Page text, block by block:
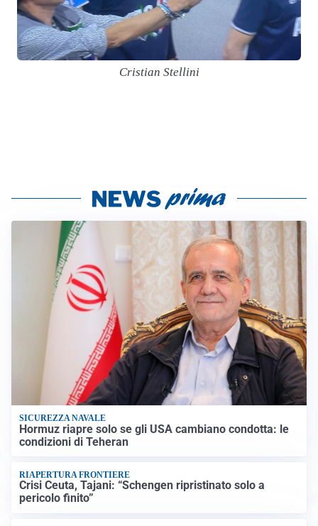
Cristian Stellini
SICUREZZA NAVALE
Hormuz riapre solo se gli USA cambiano condotta: le
condizioni di Teheran
RIAPERTURA FRONTIERE
Crisi Ceuta, Tajani: “Schengen ripristinato solo a
pericolo finito”